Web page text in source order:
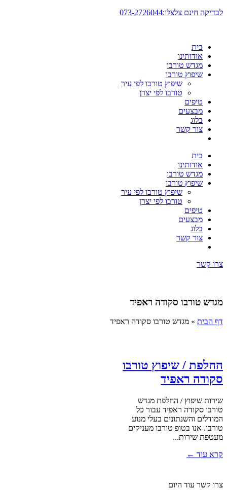
דלג
לבדיקה חינם צלצלו:073-2726044
בית
אודותינו
מגדש טורבו
שיפוץ טורבו
שיפוץ טורבו לפי עיר
טורבו לפי יצרן
טיפים
מבצעים
בלוג
צור קשר
בית
אודותינו
מגדש טורבו
שיפוץ טורבו
שיפוץ טורבו לפי עיר
טורבו לפי יצרן
טיפים
מבצעים
בלוג
צור קשר
צרו קשר
מגדש טורבו סקודה ראפיד
דף הבית» מגדש טורבו סקודה ראפיד
החלפת / שיפוץ טורבו
סקודה ראפיד
שירות שיפוץ / החלפת מגדש
טורבו סקודה ראפיד עבור כל
המודלים והשנתונים בעלי מנוע
טורבו. אנו בטופ טורבו מעניקים
מעטפת שירות...
קרא עוד ←
צרו קשר עוד היום